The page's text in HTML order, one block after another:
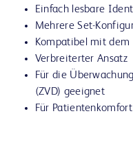
Einfach lesbare
Mehrere Set-
Kompatibel mit dem
Verbreiterter Ansatz
Für die
(ZVD) geeignet
Für